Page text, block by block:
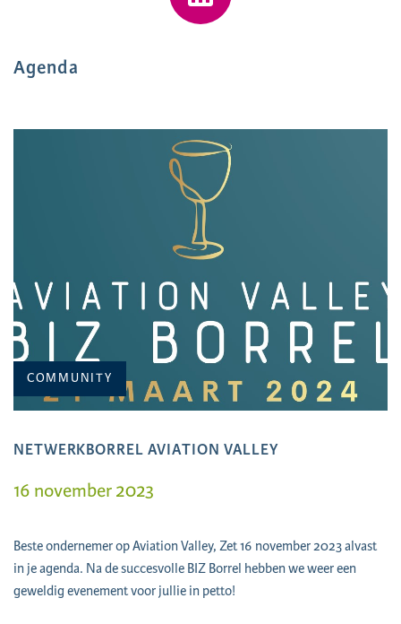
Agenda
COMMUNITY
NETWERKBORREL AVIATION VALLEY
16 november 2023
Beste ondernemer op Aviation Valley, Zet 16 november 2023 alvast
in je agenda. Na de succesvolle BIZ Borrel hebben we weer een
geweldig evenement voor jullie in petto!